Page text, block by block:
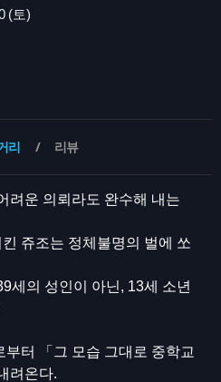
(토)
리 리뷰
려운 의뢰라도 완수해 내는
쥬조는 정체불명의 벌에 쏘
세의 성인이 아닌, 13세 소년
터 「그 모습 그대로 중학교
려온다.